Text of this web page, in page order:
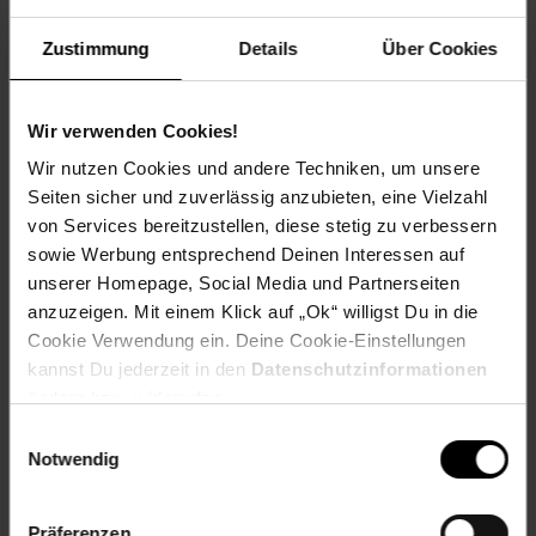
Zustimmung Details Über Cookies
Wir verwenden Cookies!
Wir nutzen Cookies und andere Techniken, um unsere
Seiten sicher und zuverlässig anzubieten, eine Vielzahl
von Services bereitzustellen, diese stetig zu verbessern
sowie Werbung entsprechend Deinen Interessen auf
unserer Homepage, Social Media und Partnerseiten
anzuzeigen. Mit einem Klick auf „Ok“ willigst Du in die
Cookie Verwendung ein. Deine Cookie-Einstellungen
kannst Du jederzeit in den Datenschutzinformationen
Notwendig
Kopfbedeckung
Versandinformationen
Herstellerinformationen
Fußzeile
Weitere Online-Angebote
Weinwelt